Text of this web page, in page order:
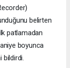
belirten
patlamadan
boyunca
bildirdi.